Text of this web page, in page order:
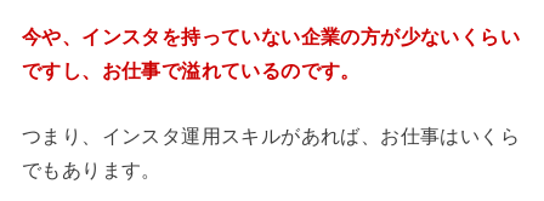
今や、インスタを持っていない企業の方が少ないくらい
ですし、お仕事で溢れているのです。
つまり、インスタ運用スキルがあれば、お仕事はいくら
でもあります。